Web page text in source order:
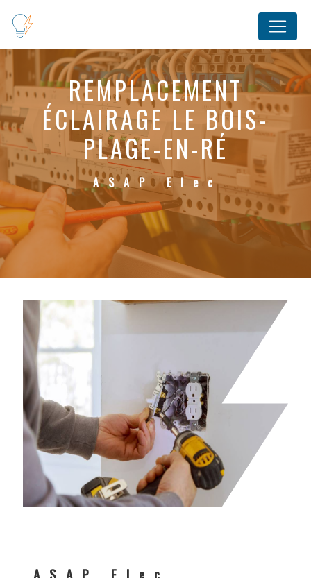
REMPLACEMENT
ÉCLAIRAGE LE BOIS-
PLAGE-EN-RÉ
ASAP Elec